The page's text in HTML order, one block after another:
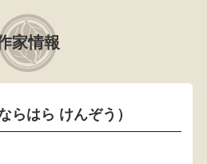
家情報
らはら けんぞう）